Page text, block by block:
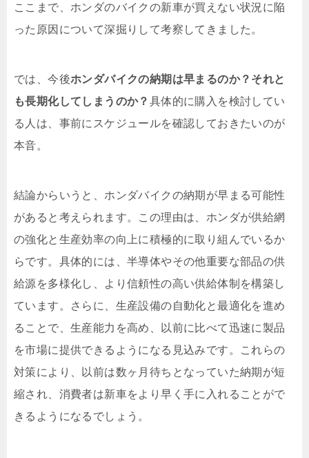
ここまで、ホンダのバイクの新車が買えない状況に陥
った原因について深掘りして考察してきました。
では、今後ホンダバイクの納期は早まるのか？それと
も長期化してしまうのか？ 具体的に購入を検討してい
る人は、事前にスケジュールを確認しておきたいのが
本音。
結論からいうと、ホンダバイクの納期が早まる可能性
があると考えられます。この理由は、ホンダが供給網
の強化と生産効率の向上に積極的に取り組んでいるか
らです。具体的には、半導体やその他重要な部品の供
給源を多様化し、より信頼性の高い供給体制を構築し
ています。さらに、生産設備の自動化と最適化を進め
ることで、生産能力を高め、以前に比べて迅速に製品
を市場に提供できるようになる見込みです。これらの
対策により、以前は数ヶ月待ちとなっていた納期が短
縮され、消費者は新車をより早く手に入れることがで
きるようになるでしょう。